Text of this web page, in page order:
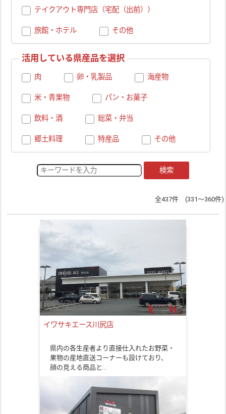
テイクアウト専門店（宅配（出前））
旅館・ホテル その他
活用している県産品を選択
肉 卵・乳製品 海産物
米・青果物 パン・お菓子
飲料・酒 総菜・弁当
郷土料理 特産品 その他
検索
全437件 (331～360件)
イワサキエース川尻店
県内の各生産者より直接仕入れたお野菜・
果物の産地直送コーナーも設けており、
顔の見える商品と…